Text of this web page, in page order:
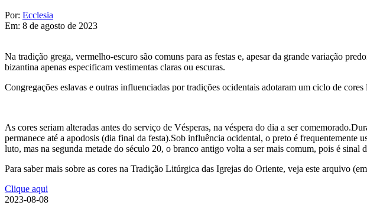
Por: Ecclesia
Em: 8 de agosto de 2023
Na tradição grega, vermelho-escuro são comuns para as festas e, apesar da grande variação
bizantina apenas especificam vestimentas claras ou escuras.
Congregações eslavas e outras influenciadas por tradições ocidentais adotaram um ciclo de
As cores seriam alteradas antes do serviço de Vésperas, na véspera do dia a ser
permanece até a apodosis (dia final da festa).Sob influência ocidental, o preto é frequentemente
luto, mas na segunda metade do século 20, o branco antigo volta a ser mais comum, pois é sinal
Para saber mais sobre as cores na Tradição Litúrgica das Igrejas do Oriente, veja este arquivo
Clique aqui
2023-08-08